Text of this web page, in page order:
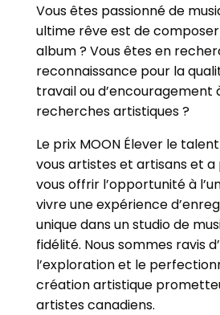
Vous êtes passionné de
ultime rêve est de
album ? Vous êtes en
reconnaissance pour la
travail ou d’encouragement
recherches artistiques ?
Le prix MOON Élever le
vous artistes et artisans et
vous offrir l’opportunité à
vivre une expérience
unique dans un studio de
fidélité. Nous sommes ravis
l’exploration et le
création artistique
artistes canadiens.